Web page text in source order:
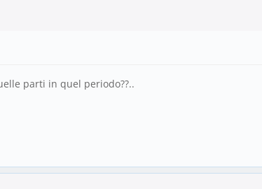
parti in quel periodo??..